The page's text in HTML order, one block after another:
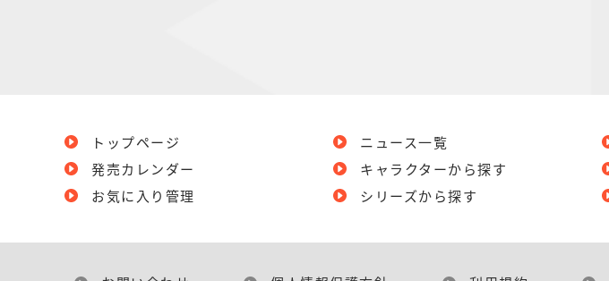
トップページ
発売カレンダー
お気に入り管理
ニュース一覧
キャラクターから探す
シリーズから探す